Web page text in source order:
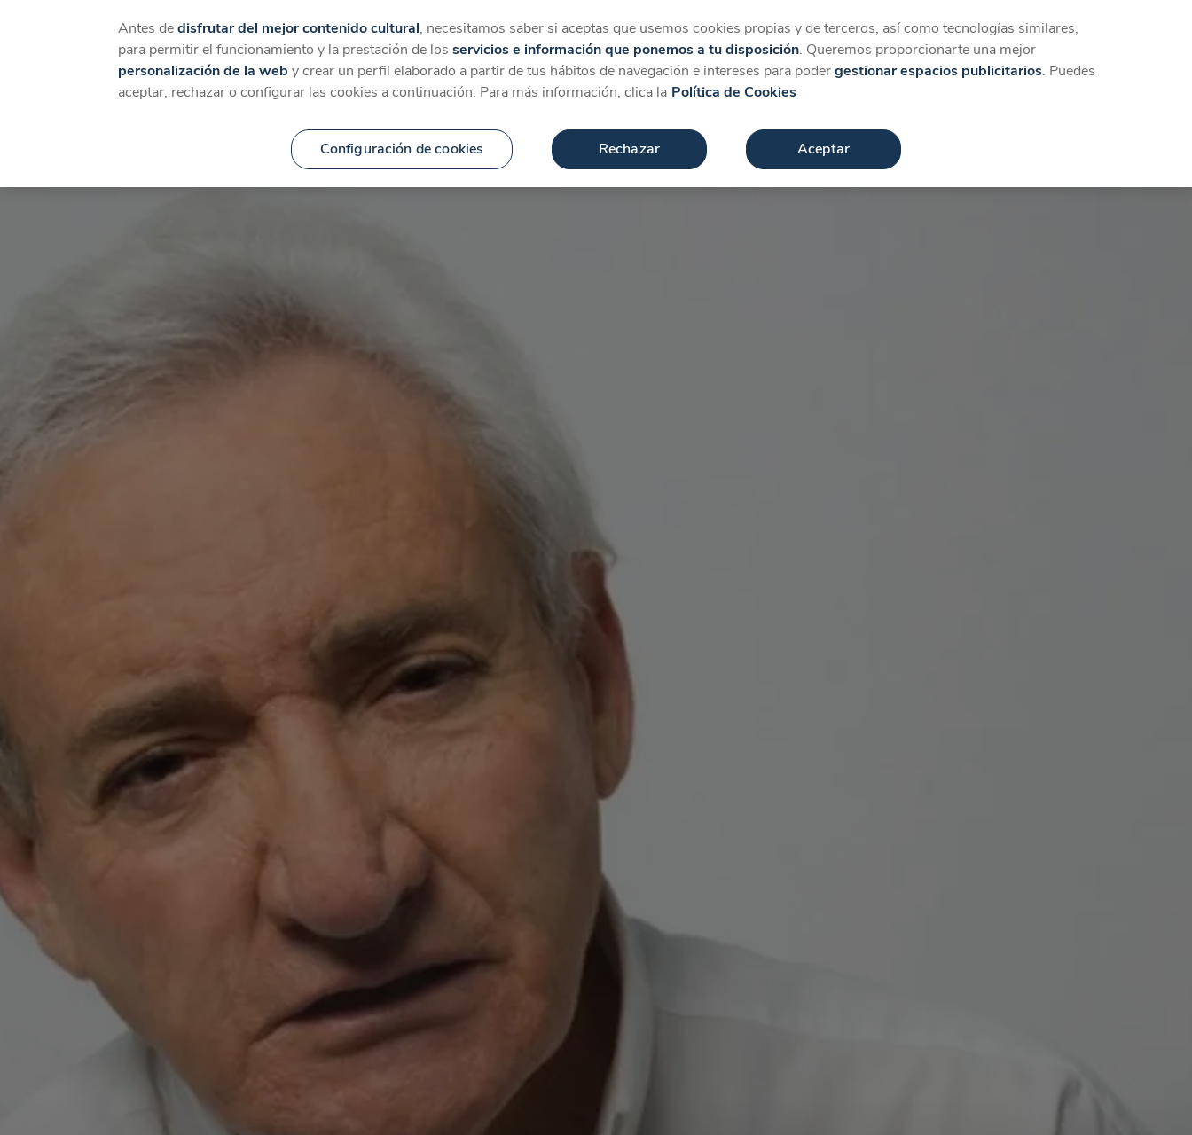
Catálogo Temáticas Categorías Favoritos Más Iniciar sesión Crear cuenta
Antes dedisfrutar del mejor contenido cultural, necesitamos saber si aceptas que usemos cookies propias y de terceros, así como tecnologías similares,
para permitir el funcionamiento y la prestación de los servicios e información que ponemos a tu disposición. Queremos proporcionarte una mejor
personalización de la web y crear un perfil elaborado a partir de tus hábitos de navegación e intereses para podergestionar espacios publicitarios. Puedes
aceptar, rechazar o configurar las cookies a continuación. Para más información, clica la Política de Cookies
Configuración de cookies Rechazar Aceptar